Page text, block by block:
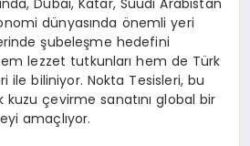
dünyasında önemli yeri
şubeleşme hedefini
lezzet tutkunları hem de Türk
ile biliniyor. Nokta Tesisleri, bu
çevirme sanatını global bir
amaçlıyor.